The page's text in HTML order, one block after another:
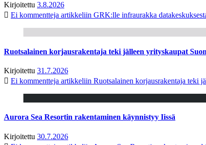
Kirjoitettu 3.8.2026
Ei kommentteja artikkeliin GRK:lle infraurakka
Ruotsalainen korjausrakentaja teki jälleen yrityskaupat
Kirjoitettu 31.7.2026
Ei kommentteja artikkeliin Ruotsalainen korjausrakentaja teki
Aurora Sea Resortin rakentaminen käynnistyy Iissä
Kirjoitettu 30.7.2026